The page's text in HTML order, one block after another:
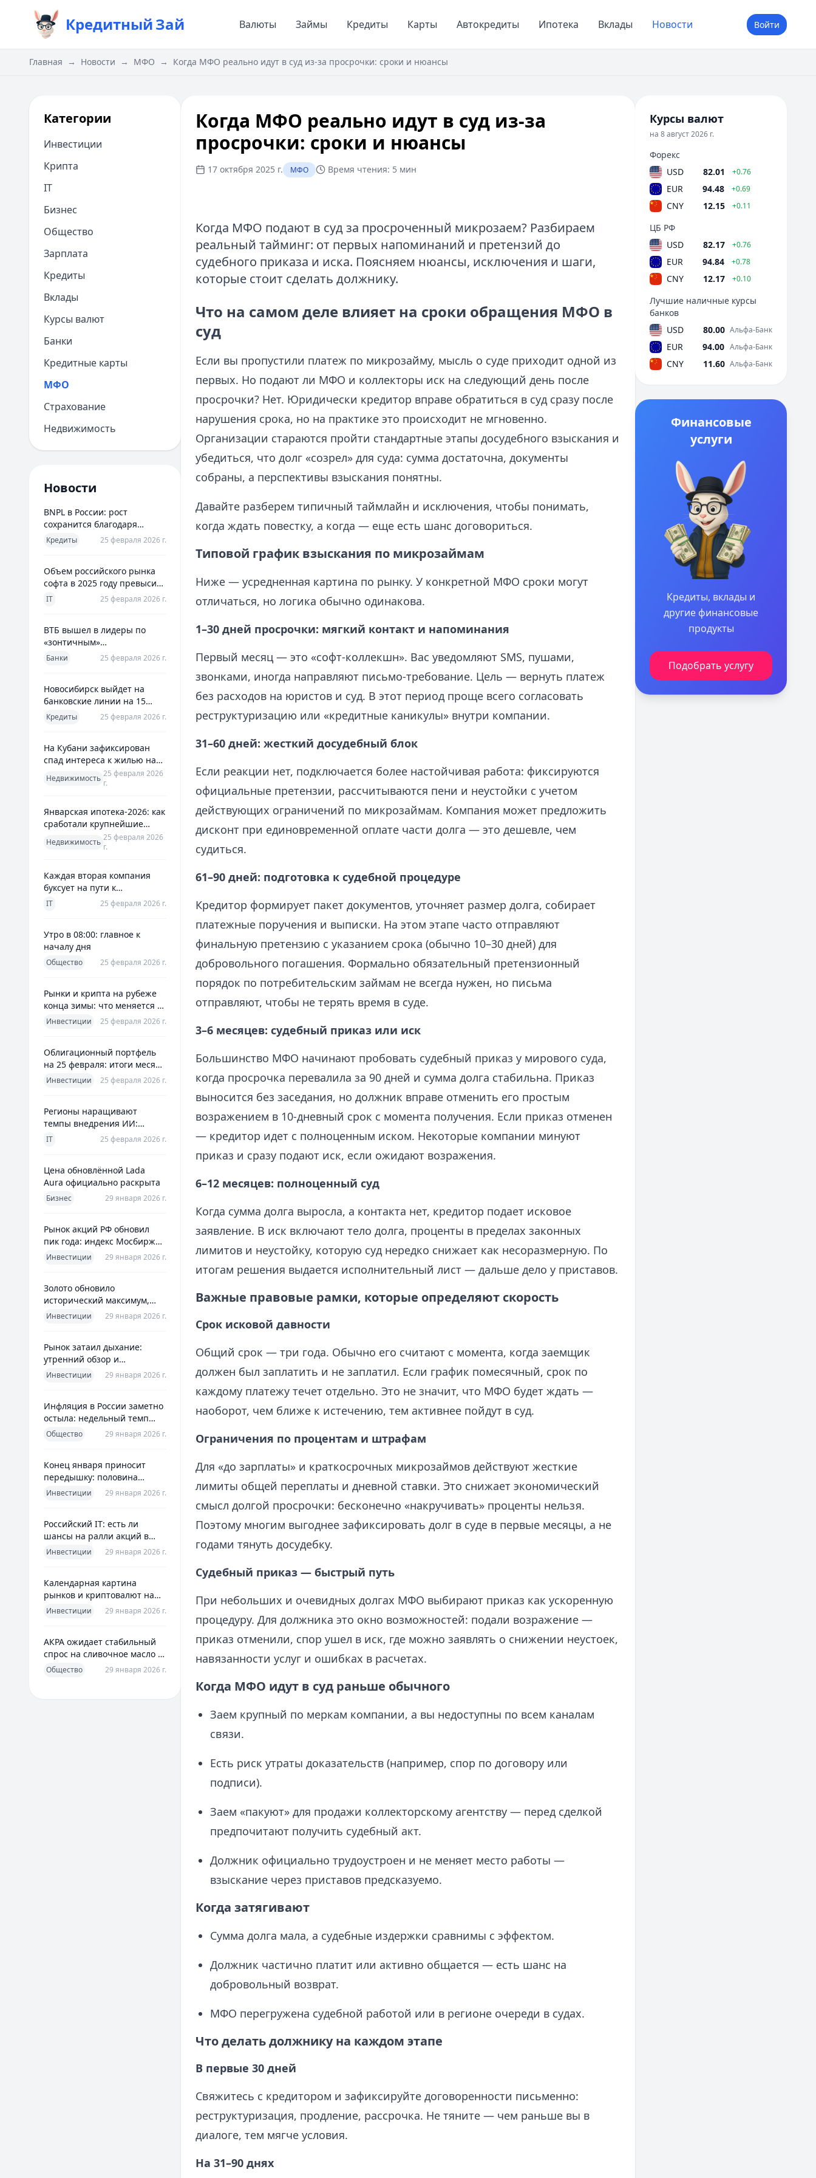
КредитныйЗай Валюты Займы Кредиты Карты Автокредиты Ипотека Вклады Новости Войти
Главная → Новости → МФО → Когда МФО реально идут в суд из‑за просрочки: сроки и нюансы
Категории
Инвестиции
Крипта
IT
Бизнес
Общество
Зарплата
Кредиты
Вклады
Курсы валют
Банки
Кредитные карты
МФО
Страхование
Недвижимость
Новости
BNPL в России: рост
сохранится благодаря
новым сценариям
использования
Кредиты 25 февраля 2026 г.
Объем российского рынка
софта в 2025 году превысил
800 млрд рублей
IT 25 февраля 2026 г.
ВТБ вышел в лидеры по
«зонтичным»
поручительствам для МСП
Банки 25 февраля 2026 г.
Новосибирск выйдет на
банковские линии на 15
млрд рублей для закрытия
дефицита
Кредиты 25 февраля 2026 г.
На Кубани зафиксирован
спад интереса к жилью на
Недвижимость 25 февраля 2026
г.
Январская ипотека-2026: как
сработали крупнейшие
банки и что это значит для
заемщиков
Недвижимость 25 февраля 2026
г.
Каждая вторая компания
буксует на пути к
полноценной ERP
IT 25 февраля 2026 г.
Утро в 08:00: главное к
началу дня
Общество 25 февраля 2026 г.
Рынки и крипта на рубеже
конца зимы: что меняется к
25 февраля 2026
Инвестиции 25 февраля 2026 г.
Облигационный портфель
на 25 февраля: итоги месяца
и планы на март
Инвестиции 25 февраля 2026 г.
Регионы наращивают
темпы внедрения ИИ:
главное из отраслевого
IT 25 февраля 2026 г.
Цена обновлённой Lada
Aura официально раскрыта
Бизнес 29 января 2026 г.
Рынок акций РФ обновил
пик года: индекс Мосбиржи
на новом максимуме 2026-го
Инвестиции 29 января 2026 г.
Золото обновило
исторический максимум,
превысив планку в $5600 за
Инвестиции 29 января 2026 г.
Рынок затаил дыхание:
утренний обзор и
ориентиры для инвесторов
Инвестиции 29 января 2026 г.
Инфляция в России заметно
остыла: недельный темп
упал более чем вдвое
Общество 29 января 2026 г.
Конец января приносит
передышку: половина
годовой цели ЦБ «сделана»
Инвестиции 29 января 2026 г.
Российский IT: есть ли
шансы на ралли акций в
2026 без опоры на ИИ
Инвестиции 29 января 2026 г.
Календарная картина
рынков и криптовалют на
четверг, 29 января 2026
Инвестиции 29 января 2026 г.
АКРА ожидает стабильный
спрос на сливочное масло в
2026 году
Общество 29 января 2026 г.
Когда МФО реально идут в суд из‑за
просрочки: сроки и нюансы
17 октября 2025 г. МФО Время чтения: 5 мин
Когда МФО подают в суд за просроченный микрозаем? Разбираем
реальный тайминг: от первых напоминаний и претензий до
судебного приказа и иска. Поясняем нюансы, исключения и шаги,
которые стоит сделать должнику.
Что на самом деле влияет на сроки обращения МФО в
суд
Если вы пропустили платеж по микрозайму, мысль о суде приходит одной из
первых. Но подают ли МФО и коллекторы иск на следующий день после
просрочки? Нет. Юридически кредитор вправе обратиться в суд сразу после
нарушения срока, но на практике это происходит не мгновенно.
Организации стараются пройти стандартные этапы досудебного взыскания и
убедиться, что долг «созрел» для суда: сумма достаточна, документы
собраны, а перспективы взыскания понятны.
Давайте разберем типичный таймлайн и исключения, чтобы понимать,
когда ждать повестку, а когда — еще есть шанс договориться.
Типовой график взыскания по микрозаймам
Ниже — усредненная картина по рынку. У конкретной МФО сроки могут
отличаться, но логика обычно одинакова.
1–30 дней просрочки: мягкий контакт и напоминания
Первый месяц — это «софт‑коллекшн». Вас уведомляют SMS, пушами,
звонками, иногда направляют письмо‑требование. Цель — вернуть платеж
без расходов на юристов и суд. В этот период проще всего согласовать
реструктуризацию или «кредитные каникулы» внутри компании.
31–60 дней: жесткий досудебный блок
Если реакции нет, подключается более настойчивая работа: фиксируются
официальные претензии, рассчитываются пени и неустойки с учетом
действующих ограничений по микрозаймам. Компания может предложить
дисконт при единовременной оплате части долга — это дешевле, чем
судиться.
61–90 дней: подготовка к судебной процедуре
Кредитор формирует пакет документов, уточняет размер долга, собирает
платежные поручения и выписки. На этом этапе часто отправляют
финальную претензию с указанием срока (обычно 10–30 дней) для
добровольного погашения. Формально обязательный претензионный
порядок по потребительским займам не всегда нужен, но письма
отправляют, чтобы не терять время в суде.
3–6 месяцев: судебный приказ или иск
Большинство МФО начинают пробовать судебный приказ у мирового суда,
когда просрочка перевалила за 90 дней и сумма долга стабильна. Приказ
выносится без заседания, но должник вправе отменить его простым
возражением в 10‑дневный срок с момента получения. Если приказ отменен
— кредитор идет с полноценным иском. Некоторые компании минуют
приказ и сразу подают иск, если ожидают возражения.
6–12 месяцев: полноценный суд
Когда сумма долга выросла, а контакта нет, кредитор подает исковое
заявление. В иск включают тело долга, проценты в пределах законных
лимитов и неустойку, которую суд нередко снижает как несоразмерную. По
итогам решения выдается исполнительный лист — дальше дело у приставов.
Важные правовые рамки, которые определяют скорость
Срок исковой давности
Общий срок — три года. Обычно его считают с момента, когда заемщик
должен был заплатить и не заплатил. Если график помесячный, срок по
каждому платежу течет отдельно. Это не значит, что МФО будет ждать —
наоборот, чем ближе к истечению, тем активнее пойдут в суд.
Ограничения по процентам и штрафам
Для «до зарплаты» и краткосрочных микрозаймов действуют жесткие
лимиты общей переплаты и дневной ставки. Это снижает экономический
смысл долгой просрочки: бесконечно «накручивать» проценты нельзя.
Поэтому многим выгоднее зафиксировать долг в суде в первые месяцы, а не
годами тянуть досудебку.
Судебный приказ — быстрый путь
При небольших и очевидных долгах МФО выбирают приказ как ускоренную
процедуру. Для должника это окно возможностей: подали возражение —
приказ отменили, спор ушел в иск, где можно заявлять о снижении неустоек,
навязанности услуг и ошибках в расчетах.
Когда МФО идут в суд раньше обычного
Заем крупный по меркам компании, а вы недоступны по всем каналам
связи.
Есть риск утраты доказательств (например, спор по договору или
подписи).
Заем «пакуют» для продажи коллекторскому агентству — перед сделкой
предпочитают получить судебный акт.
Должник официально трудоустроен и не меняет место работы —
взыскание через приставов предсказуемо.
Когда затягивают
Сумма долга мала, а судебные издержки сравнимы с эффектом.
Должник частично платит или активно общается — есть шанс на
добровольный возврат.
МФО перегружена судебной работой или в регионе очереди в судах.
Что делать должнику на каждом этапе
В первые 30 дней
Свяжитесь с кредитором и зафиксируйте договоренности письменно:
реструктуризация, продление, рассрочка. Не тяните — чем раньше вы в
диалоге, тем мягче условия.
На 31–90 днях
Курсы валют
на 8 август 2026 г.
Форекс
USD
82.01 +0.76
EUR 94.48 +0.69
CNY 12.15 +0.11
ЦБ РФ
USD
82.17 +0.76
EUR 94.84 +0.78
CNY 12.17 +0.10
Лучшие наличные курсы
банков
USD
80.00 Альфа-Банк
EUR 94.00 Альфа-Банк
CNY 11.60 Альфа-Банк
Финансовые
услуги
Кредиты, вклады и
другие финансовые
продукты
Подобрать услугу